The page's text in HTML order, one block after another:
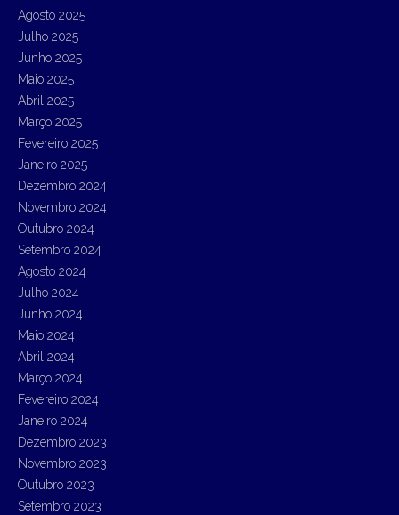
r
Agosto 2025
Julho 2025
Junho 2025
Maio 2025
Abril 2025
Março 2025
Fevereiro 2025
Janeiro 2025
Dezembro 2024
Novembro 2024
Outubro 2024
Setembro 2024
Agosto 2024
Julho 2024
Junho 2024
Maio 2024
Abril 2024
Março 2024
Fevereiro 2024
Janeiro 2024
Dezembro 2023
Novembro 2023
Outubro 2023
Setembro 2023